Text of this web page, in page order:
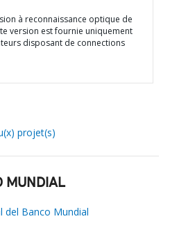
à reconnaissance optique de
version est fournie uniquement
disposant de connections
projet(s)
MUNDIAL
del Banco Mundial